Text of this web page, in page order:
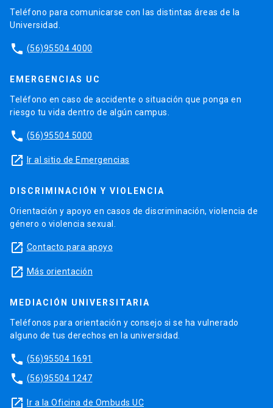
Teléfono para comunicarse con las distintas áreas de la
Universidad.
phone (56)95504 4000
EMERGENCIAS UC
Teléfono en caso de accidente o situación que ponga en
riesgo tu vida dentro de algún campus.
phone (56)95504 5000
launch Ir al sitio de Emergencias
DISCRIMINACIÓN Y VIOLENCIA
Orientación y apoyo en casos de discriminación, violencia de
género o violencia sexual.
launch Contacto para apoyo
launch Más orientación
MEDIACIÓN UNIVERSITARIA
Teléfonos para orientación y consejo si se ha vulnerado
alguno de tus derechos en la universidad.
phone (56)95504 1691
phone (56)95504 1247
launch Ir a la Oficina de Ombuds UC